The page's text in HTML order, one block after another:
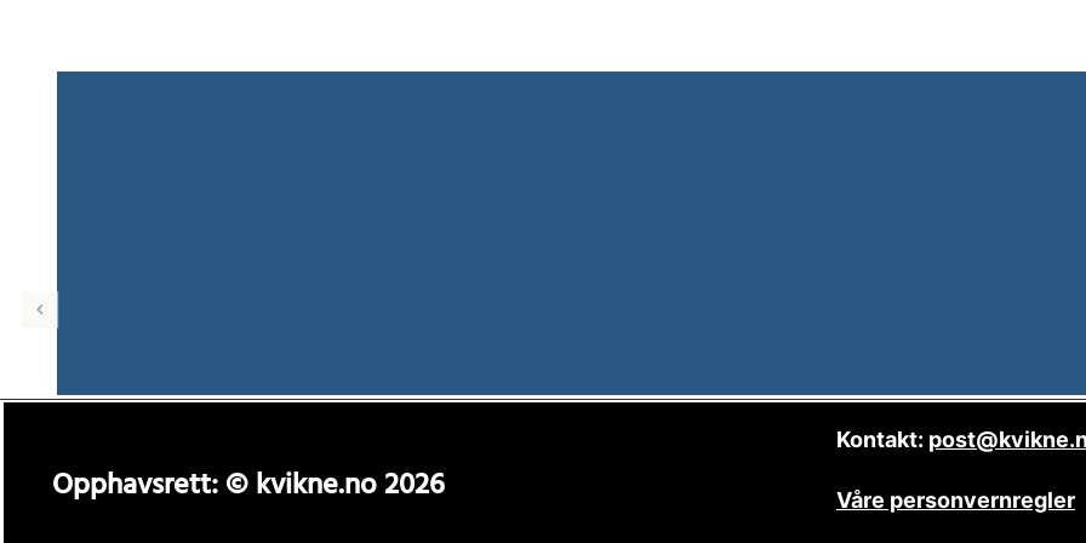
Opphavsrett: © kvikne.no 2026
Kontakt:
Våre personvernregler